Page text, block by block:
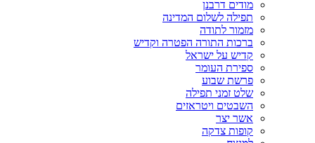
מודים דרבנן
תפילה לשלום המדינה
מזמור לתודה
ברכות התורה הפטרה וקדיש
קדיש על ישראל
ספירת העומר
פרשת שבוע
שלט זמני תפילה
השבטים ויטראזים
אשר יצר
קופות צדקה